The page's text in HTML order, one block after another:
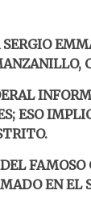
SERGIO
ESO
FAMOSO
EN EL